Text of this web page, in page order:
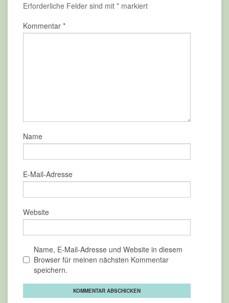
Erforderliche Felder sind mit * markiert
Kommentar *
Name
E-Mail-Adresse
Website
Name, E-Mail-Adresse und Website in diesem
Browser für meinen nächsten Kommentar
speichern.